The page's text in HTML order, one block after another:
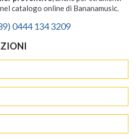
catalogo online di Bananamusic.
0444 134 3209